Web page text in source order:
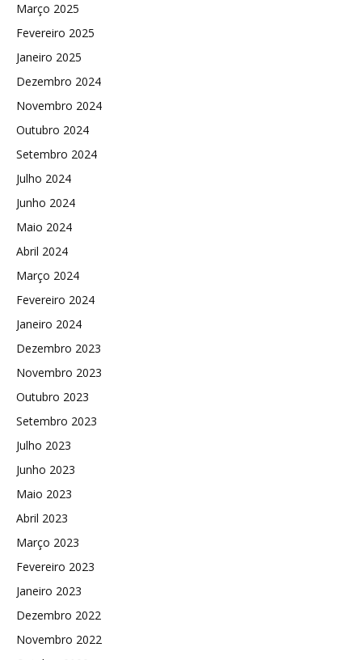
Março 2025
Fevereiro 2025
Janeiro 2025
Dezembro 2024
Novembro 2024
Outubro 2024
Setembro 2024
Julho 2024
Junho 2024
Maio 2024
Abril 2024
Março 2024
Fevereiro 2024
Janeiro 2024
Dezembro 2023
Novembro 2023
Outubro 2023
Setembro 2023
Julho 2023
Junho 2023
Maio 2023
Abril 2023
Março 2023
Fevereiro 2023
Janeiro 2023
Dezembro 2022
Novembro 2022